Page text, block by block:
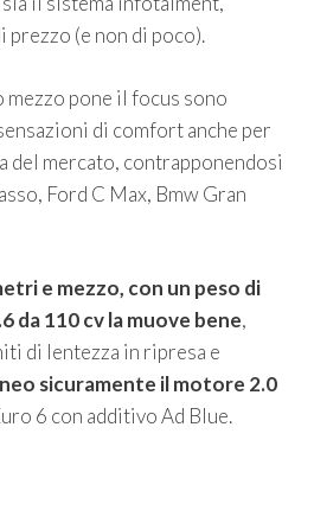
prezzo (e non di poco).
pone il focus sono
di comfort anche per
del mercato, contrapponendosi
Ford C Max, Bmw Gran
e mezzo, con un peso di
da 110 cv la muove bene,
di lentezza in ripresa e
sicuramente il motore 2.0
6 con additivo Ad Blue.